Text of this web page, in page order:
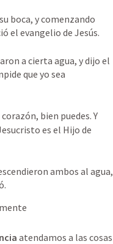
boca, y comenzando
el evangelio de Jesús.
a cierta agua, y dijo el
que yo sea
bien puedes. Y
es el Hijo de
ambos al agua,
atendamos a las cosas